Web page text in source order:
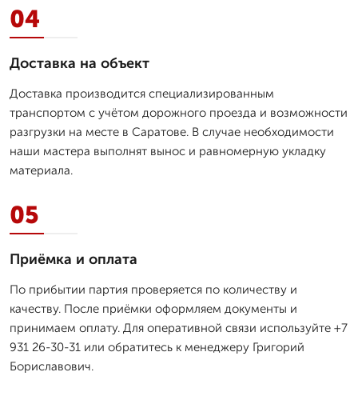
04
Доставка на объект
Доставка производится специализированным
транспортом с учётом дорожного проезда и возможности
разгрузки на месте в Саратове. В случае необходимости
наши мастера выполнят вынос и равномерную укладку
материала.
05
Приёмка и оплата
По прибытии партия проверяется по количеству и
качеству. После приёмки оформляем документы и
принимаем оплату. Для оперативной связи используйте +7
931 26-30-31 или обратитесь к менеджеру Григорий
Бориславович.